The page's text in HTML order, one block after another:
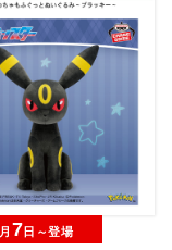
月 7日～登場